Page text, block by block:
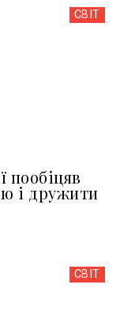
СВІТ
пообіцяв
і дружити
СВІТ